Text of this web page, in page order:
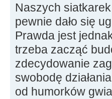
Naszych
pewnie dało się
Prawda jest
trzeba zacząć
zdecydowanie
swobodę
od humorków